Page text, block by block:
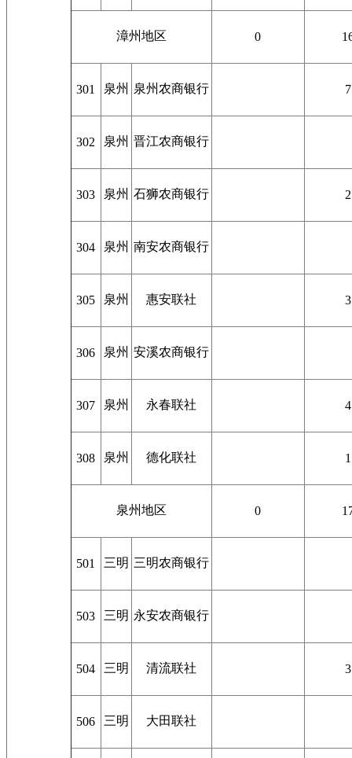
漳州地区 0
301 泉州 泉州农商银行 7
302 泉州 晋江农商银行
303 泉州 石狮农商银行 2
304 泉州 南安农商银行
305 泉州 惠安联社 3
306 泉州 安溪农商银行
307 泉州 永春联社 4
308 泉州 德化联社 1
泉州地区 0
501 三明 三明农商银行
503 三明 永安农商银行
504 三明 清流联社 3
506 三明 大田联社